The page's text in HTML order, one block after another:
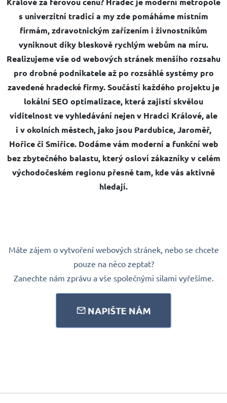
s univerzitní tradicí a my zde pomáháme místním
firmám, zdravotnickým zařízením i živnostníkům
vyniknout díky bleskově rychlým webům na míru.
Realizujeme vše od webových stránek menšího rozsahu
pro drobné podnikatele až po rozsáhlé systémy pro
zavedené hradecké firmy. Součástí každého projektu je
lokální SEO optimalizace, která zajistí skvělou
viditelnost ve vyhledávání nejen v Hradci Králové, ale
i v okolních městech, jako jsou Pardubice, Jaroměř,
Hořice či Smiřice. Dodáme vám moderní a funkční web
bez zbytečného balastu, který osloví zákazníky v celém
východočeském regionu přesně tam, kde vás aktivně
hledají.
Máte zájem o vytvoření webových stránek, nebo se chcete
pouze na něco zeptat?
Zanechte nám zprávu a vše společnými silami vyřešíme.
NAPIŠTE NÁM